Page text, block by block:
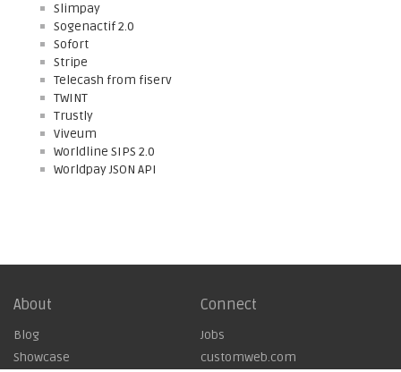
Slimpay
Sogenactif 2.0
Sofort
Stripe
Telecash from fiserv
TWINT
Trustly
Viveum
Worldline SIPS 2.0
Worldpay JSON API
About
Blog
Showcase
Connect
Jobs
customweb.com